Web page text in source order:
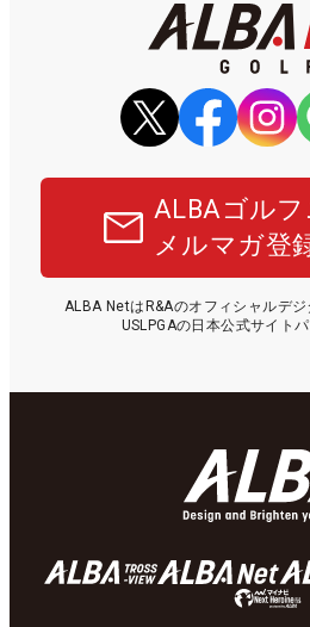
ALBAゴル
メルマガ登
ALBA NetはR&Aのオフィシャルデ
USLPGAの日本公式サイト